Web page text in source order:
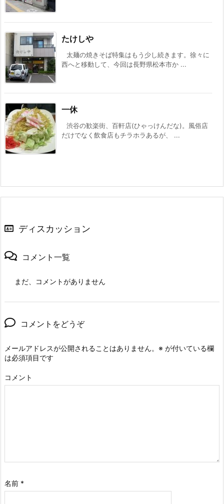
たけしや
太麺の焼きそば特集はもう少し続きます。徐々に
西へと移動して、今回は長野県松本市か ...
一休
渋谷の歓楽街、百軒店(ひゃっけんだな)。風俗店
だけでなく飲食店もチラホラあるが、 ...
ディスカッション
コメント一覧
まだ、コメントがありません
コメントをどうぞ
メールアドレスが公開されることはありません。 ※ が付いている欄
は必須項目です
コメント
名前 *